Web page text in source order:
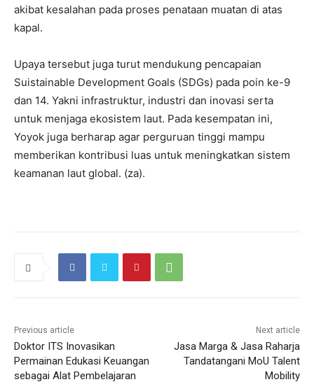
akibat kesalahan pada proses penataan muatan di atas
kapal.
Upaya tersebut juga turut mendukung pencapaian
Suistainable Development Goals (SDGs) pada poin ke-9
dan 14. Yakni infrastruktur, industri dan inovasi serta
untuk menjaga ekosistem laut. Pada kesempatan ini,
Yoyok juga berharap agar perguruan tinggi mampu
memberikan kontribusi luas untuk meningkatkan sistem
keamanan laut global. (za).
Previous article
Doktor ITS Inovasikan
Permainan Edukasi Keuangan
sebagai Alat Pembelajaran
Next article
Jasa Marga & Jasa Raharja
Tandatangani MoU Talent
Mobility